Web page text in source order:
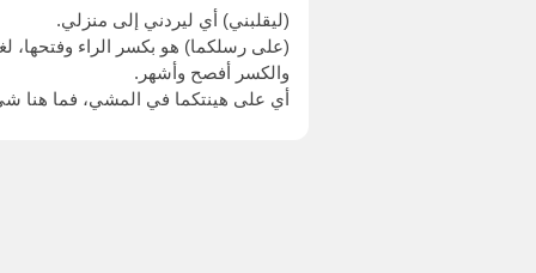
(ليقلبني) أي ليردني إلى منزلي.
(على رسلكما) هو بكسر الراء وفتحها،
والكسر أفصح وأشهر.
أي على هينتكما في المشي، فما هنا